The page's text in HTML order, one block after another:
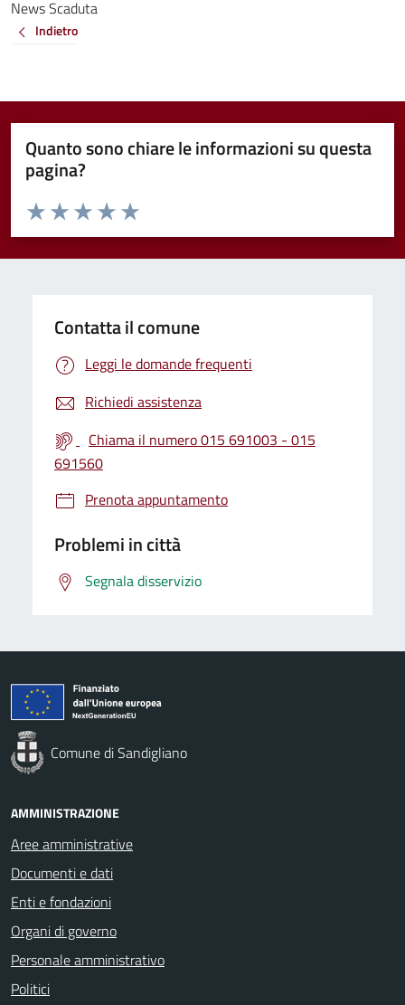
News Scaduta
Indietro
Quanto sono chiare le informazioni su questa
pagina?
Valuta da 1 a 5 stelle la pagina
Valuta 5 stelle su 5
Valuta 4 stelle su 5
Valuta 3 stelle su 5
Valuta 2 stelle su 5
Valuta 1 stelle su 5
Contatta il comune
Leggi le domande frequenti
Richiedi assistenza
Chiama il numero 015 691003 - 015
691560
Prenota appuntamento
Problemi in città
Segnala disservizio
Comune di Sandigliano
AMMINISTRAZIONE
Aree amministrative
Documenti e dati
Enti e fondazioni
Organi di governo
Personale amministrativo
Politici